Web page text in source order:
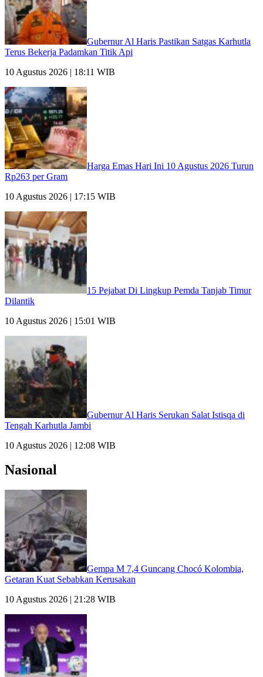
Gubernur Al Haris Pastikan Satgas Karhutla
Terus Bekerja Padamkan Titik Api
10 Agustus 2026 | 18:11 WIB
Harga Emas Hari Ini 10 Agustus 2026 Turun
Rp263 per Gram
10 Agustus 2026 | 17:15 WIB
15 Pejabat Di Lingkup Pemda Tanjab Timur
Dilantik
10 Agustus 2026 | 15:01 WIB
Gubernur Al Haris Serukan Salat Istisqa di
Tengah Karhutla Jambi
10 Agustus 2026 | 12:08 WIB
Nasional
Gempa M 7,4 Guncang Chocó Kolombia,
Getaran Kuat Sebabkan Kerusakan
10 Agustus 2026 | 21:28 WIB